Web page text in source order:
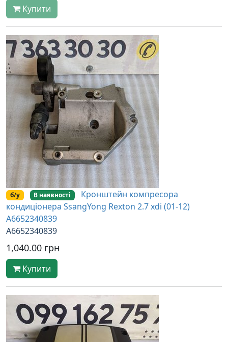
Купити
б/у В наявності
Кронштейн компресора
кондиціонера SsangYong Rexton 2.7 xdi (01-12)
A6652340839
A6652340839
1,040.00 грн
Купити